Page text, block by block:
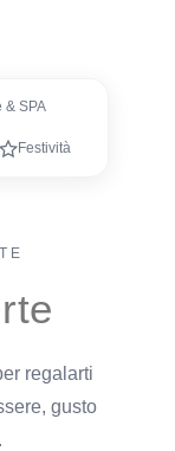
& SPA
Festività
regalarti
gusto